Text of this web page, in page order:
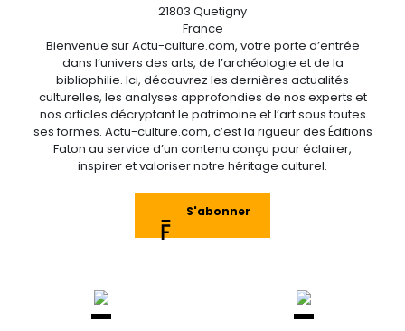
21803 Quetigny
France
Bienvenue sur Actu-culture.com, votre porte d’entrée
dans l’univers des arts, de l’archéologie et de la
bibliophilie. Ici, découvrez les dernières actualités
culturelles, les analyses approfondies de nos experts et
nos articles décryptant le patrimoine et l’art sous toutes
ses formes. Actu-culture.com, c’est la rigueur des Éditions
Faton au service d’un contenu conçu pour éclairer,
inspirer et valoriser notre héritage culturel.
S'abonner